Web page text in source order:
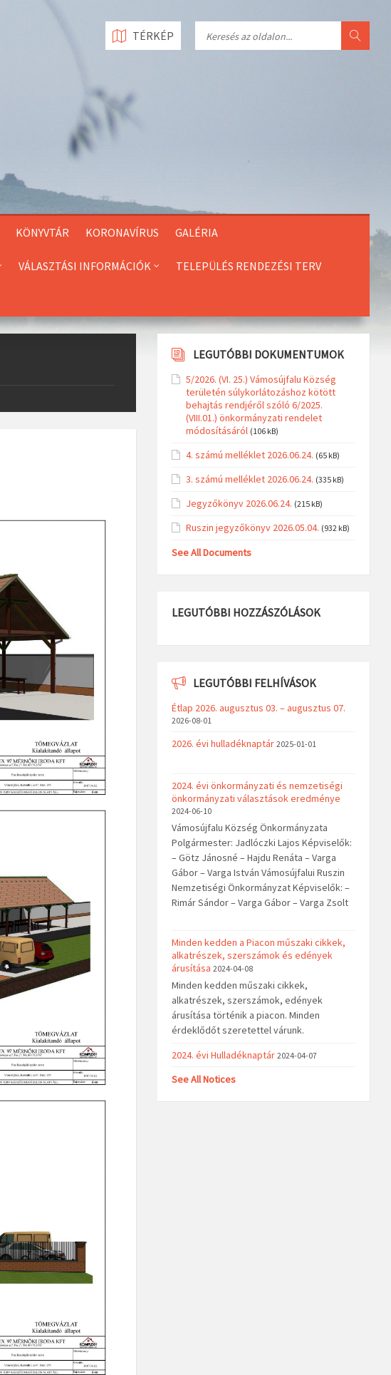
KÖNYVTÁR KORONAVÍRUS GALÉRIA
VÁLASZTÁSI INFORMÁCIÓK TELEPÜLÉS RENDEZÉSI TERV
TÉRKÉP
LEGUTÓBBI DOKUMENTUMOK
5/2026. (VI. 25.) Vámosújfalu Község
területén súlykorlátozáshoz kötött
behajtás rendjéről szóló 6/2025.
(VIII.01.) önkormányzati rendelet
módosításáról (106 kB)
4. számú melléklet 2026.06.24. (65 kB)
3. számú melléklet 2026.06.24. (335 kB)
Jegyzőkönyv 2026.06.24. (215 kB)
Ruszin jegyzőkönyv 2026.05.04. (932 kB)
See All Documents
LEGUTÓBBI HOZZÁSZÓLÁSOK
LEGUTÓBBI FELHÍVÁSOK
Étlap 2026. augusztus 03. – augusztus 07.
2026-08-01
2026. évi hulladéknaptár 2025-01-01
2024. évi önkormányzati és nemzetiségi
önkormányzati választások eredménye
2024-06-10
Vámosújfalu Község Önkormányzata
Polgármester: Jadlóczki Lajos Képviselők:
– Götz Jánosné – Hajdu Renáta – Varga
Gábor – Varga István Vámosújfalui Ruszin
Nemzetiségi Önkormányzat Képviselők: –
Rimár Sándor – Varga Gábor – Varga Zsolt
Minden kedden a Piacon műszaki cikkek,
alkatrészek, szerszámok és edények
árusítása 2024-04-08
Minden kedden műszaki cikkek,
alkatrészek, szerszámok, edények
árusítása történik a piacon. Minden
érdeklődőt szeretettel várunk.
2024. évi Hulladéknaptár 2024-04-07
See All Notices